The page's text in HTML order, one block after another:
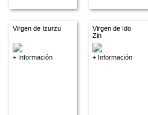
Virgen de Izurzu
+ Información
Virgen de Ido
Zin
+ Información